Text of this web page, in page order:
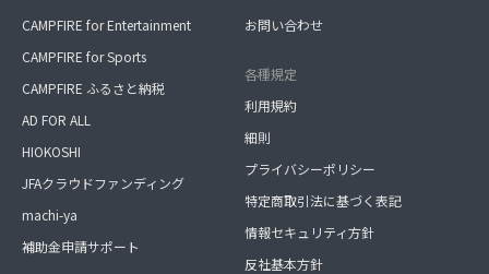
CAMPFIRE for Entertainment
CAMPFIRE for Sports
CAMPFIRE ふるさと納税
AD FOR ALL
HIOKOSHI
JFAクラウドファンディング
machi-ya
補助金申請サポート
お問い合わせ
各種規定
利用規約
細則
プライバシーポリシー
特定商取引法に基づく表記
情報セキュリティ方針
反社基本方針